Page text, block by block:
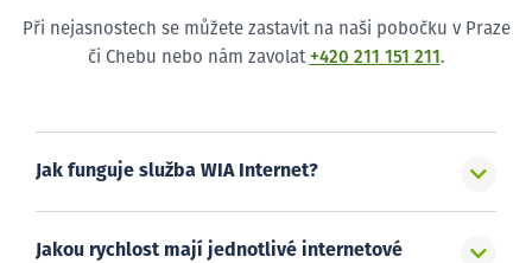
Při nejasnostech se můžete zastavit na naši pobočku v Praze
či Chebu nebo nám zavolat +420 211 151 211 .
Jak funguje služba WIA Internet?
Jakou rychlost mají jednotlivé internetové